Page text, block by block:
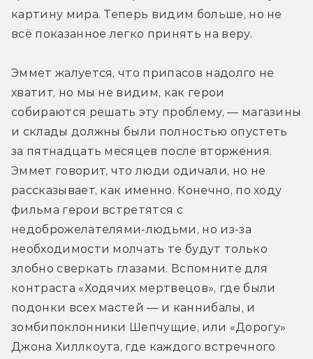
картину мира. Теперь видим больше, но не
всё показанное легко принять на веру.
Эммет жалуется, что припасов надолго не
хватит, но мы не видим, как герои
собираются решать эту проблему, — магазины
и склады должны были полностью опустеть
за пятнадцать месяцев после вторжения.
Эммет говорит, что люди одичали, но не
рассказывает, как именно. Конечно, по ходу
фильма герои встретятся с
недоброжелателями-людьми, но из-за
необходимости молчать те будут только
злобно сверкать глазами. Вспомните для
контраста «Ходячих мертвецов», где были
подонки всех мастей — и каннибалы, и
зомбипоклонники Шепчущие, или «Дорогу»
Джона Хиллкоута, где каждого встречного